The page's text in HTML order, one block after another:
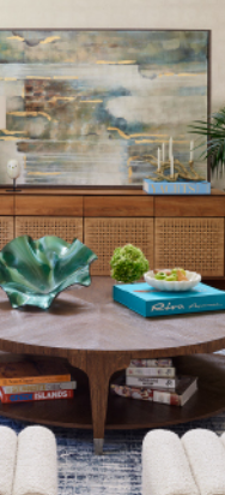
Países Bajos, la
personal por
interiorismo
—que incluyen
en una referencia
desde residencias